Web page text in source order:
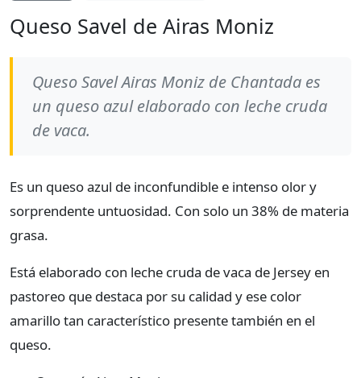
Queso Savel de Airas Moniz
Queso Savel Airas Moniz de Chantada es
un queso azul elaborado con leche cruda
de vaca.
Es un queso azul de inconfundible e intenso olor y
sorprendente untuosidad. Con solo un 38% de materia
grasa.
Está elaborado con leche cruda de vaca de Jersey en
pastoreo que destaca por su calidad y ese color
amarillo tan característico presente también en el
queso.